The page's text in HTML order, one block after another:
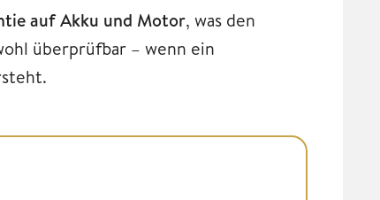
auf Akku und Motor, was den
überprüfbar – wenn ein